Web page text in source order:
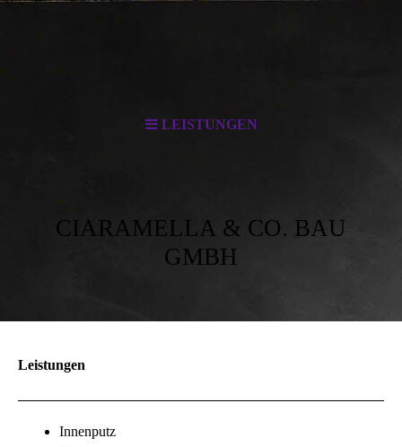
LEISTUNGEN
CIARAMELLA & CO. BAU
GMBH
Leistungen
Innenputz